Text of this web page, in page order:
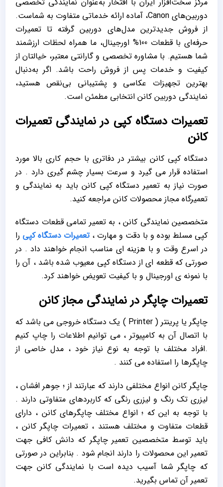
دوربین‌های Canon، آماده ارائه خدماتی متفاوت به شماست.
از فروش جدیدترین مدل‌های دوربین گرفته تا تعمیرات
حرفه‌ای با قطعات 100% اورجینال، ما همراه لحظات ارزشمند
شما هستیم. با مشاوره تخصصی و گارانتی معتبر، خیالتان از
کیفیت و خدمات پس از فروش راحت باشد. اگر به‌دنبال
بهترین تجهیزات عکاسی و پشتیبانی بی‌نقص هستید،
نمایندگی دوربین کانن انتخابی مطمئن است.
تعمیرات دستگاه کپی در نمایندگی تعمیرات
کانن
دستگاه کپی کانن بیشتر در دفاتری با حجم کاری بالا مورد
استفاده قرار می گیرد و سرعت بسیار چشم گیری دارد . در
صورت نیاز به تعمیر دستگاه کپی کانن باید به نمایندگی و
تعمیرگاه مجاز محصولات کانن مراجعه کنید.
متخصصین نمایندگی کانن ، به تعمیر تمامی قطعات دستگاه
کپی مسلط بوده و با دقت و مهارت ،تعمیرات دستگاه کپی را
در اسرع وقت و با هزینه ای مناسب انجام خواهند داد . در
صورتی که قطعه ای از دستگاه کپی معیوب شده باشد ، آن را
با نمونه ی اورجینال و با کیفیت تعویض خواهند کرد.
تعمیرات چاپگر در نمایندگی مجاز کانن
چاپگر یا پرینتر ( Printer ) یک دستگاه خروجی می باشد که
با اتصال آن به کامپیوتر ، می توانیم اطلاعات را چاپ کنیم
.افراد مختلف با توجه به نوع نیاز خود ، مدل خاصی از
چاپگرها را استفاده می کنند .
چاپگر کانن انواع مختلفی دارند که عبارتند از ؛ جوهر افشان ،
لیزری تک رنگ و لیزری رنگی که کاربردهای متفاوتی دارند .
با توجه به این که ؛ انواع مختلف چاپگرهای کانن ، دارای
قطعات متفاوت و مختلف هستند ، تعمیرات چاپگر کانن ،
باید توسط متخصصین تعمیر چاپگر که دانش کافی جهت
تعمیر این محصولات را دارند انجام شود . بنابراین در صورتی
که چاپگر شما آسیب دیده است با نمایندگی کانن جهت
تعمیر آن تماس بگیرید.